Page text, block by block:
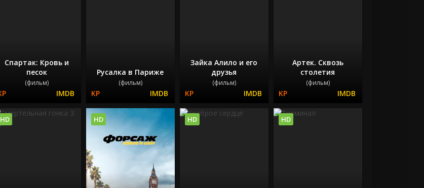
Спартак: Кровь и
песок
(фильм)
Русалка в Париже
(фильм)
Зайка Алило и его
друзья
(фильм)
Артек. Сквозь
столетия
(фильм)
HD HD HD HD